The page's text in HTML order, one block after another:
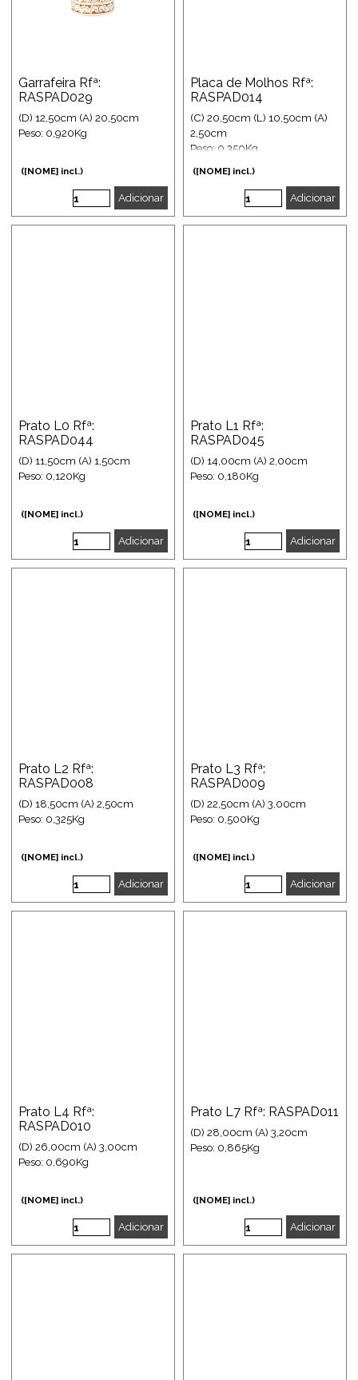
Garrafeira Rfª:
RASPAD029
(D) 12,50cm (A) 20,50cm
Peso: 0,920Kg
([NOME] incl.)
Adicionar
Placa de Molhos Rfª:
RASPAD014
(C) 20,50cm (L) 10,50cm (A)
2,50cm
Peso: 0,350Kg
([NOME] incl.)
Adicionar
Prato L0 Rfª:
RASPAD044
(D) 11,50cm (A) 1,50cm
Peso: 0,120Kg
([NOME] incl.)
Adicionar
Prato L1 Rfª:
RASPAD045
(D) 14,00cm (A) 2,00cm
Peso: 0,180Kg
([NOME] incl.)
Adicionar
Prato L2 Rfª:
RASPAD008
(D) 18,50cm (A) 2,50cm
Peso: 0,325Kg
([NOME] incl.)
Adicionar
Prato L3 Rfª:
RASPAD009
(D) 22,50cm (A) 3,00cm
Peso: 0,500Kg
([NOME] incl.)
Adicionar
Prato L4 Rfª:
RASPAD010
(D) 26,00cm (A) 3,00cm
Peso: 0,690Kg
([NOME] incl.)
Adicionar
Prato L7 Rfª: RASPAD011
(D) 28,00cm (A) 3,20cm
Peso: 0,865Kg
([NOME] incl.)
Adicionar